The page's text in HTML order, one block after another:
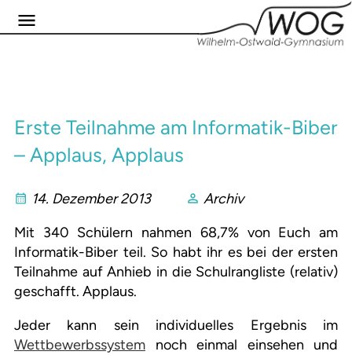
Erste Teilnahme am Informatik-Biber
– Applaus, Applaus
14. Dezember 2013
Archiv
Mit 340 Schülern nahmen 68,7% von Euch am
Informatik-Biber teil. So habt ihr es bei der ersten
Teilnahme auf Anhieb in die Schulrangliste (relativ)
geschafft. Applaus.
Jeder kann sein individuelles Ergebnis im
Wettbewerbssystem noch einmal einsehen und